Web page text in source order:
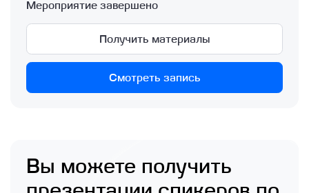
Мероприятие завершено
Получить материалы
Смотреть запись
Вы можете получить